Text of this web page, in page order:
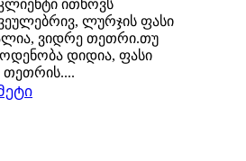
ითხოვს
ლურჯის ფასი
ვიდრე თეთრი.თუ
დიდია, ფასი
თეთრის....